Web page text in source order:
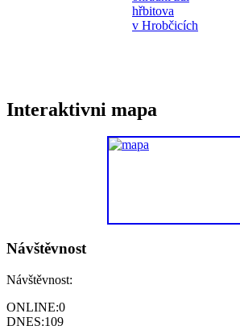
Interaktivni mapa
Návštěvnost
Návštěvnost:
ONLINE:0
DNES:109